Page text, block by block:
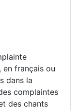
en français ou
dans la
complaintes
des chants